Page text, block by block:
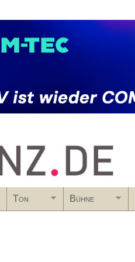
Ton Bühne